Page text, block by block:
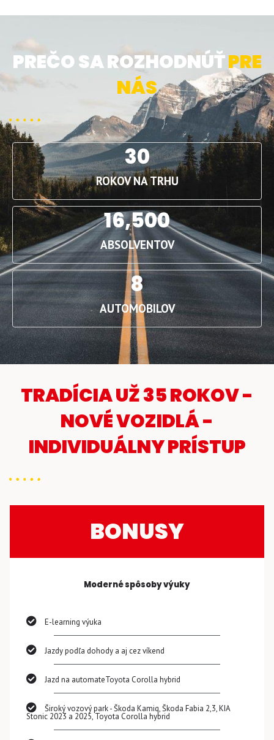
PREČO SA ROZHODNÚŤPRE
NÁS
ROKOV NA TRHU
30
ABSOLVENTOV
16,500
AUTOMOBILOV
8
TRADÍCIA UŽ 35 ROKOV -
NOVÉ VOZIDLÁ -
INDIVIDUÁLNY PRÍSTUP
BONUSY
Moderné spôsoby výuky
E-learning výuka
Jazdy podľa dohody a aj cez víkend
Jazd na automateToyota Corolla hybrid
Široký vozový park - Škoda Kamiq, Škoda Fabia 2,3, KIA
Stonic 2023 a 2025, Toyota Corolla hybrid